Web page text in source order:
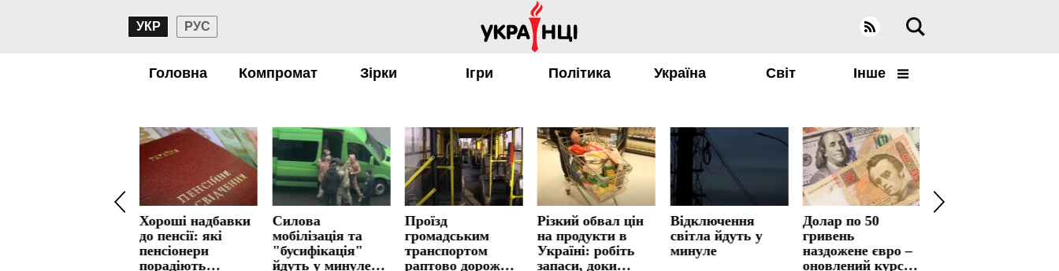
УКР РУС
Головна Компромат Зірки Ігри Політика Україна Світ Інше
Хороші надбавки
до пенсії: які
пенсіонери
порадіють
Силова
мобілізація та
"бусифікація"
йдуть у минуле:
Проїзд
громадським
транспортом
раптово дорожчає
Різкий обвал цін
на продукти в
Україні: робіть
запаси, доки
Відключення
світла йдуть у
минуле
Долар по 50
гривень
наздожене євро –
оновлений курс